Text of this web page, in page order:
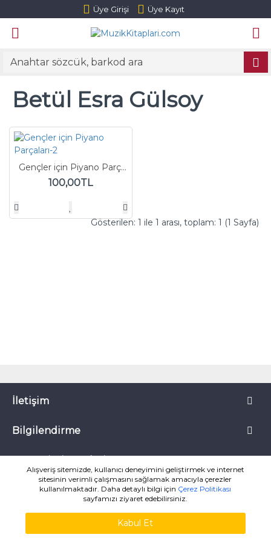
Üye Girişi Üye Kayıt
Betül Esra Gülsoy
Gençler için Piyano Parçaları-2
100,00TL
Gösterilen: 1 ile 1 arası, toplam: 1 (1 Sayfa)
İletişim
Bilgilendirme
Alışveriş sitemizde, kullanıcı deneyimini geliştirmek ve internet
sitesinin verimli çalışmasını sağlamak amacıyla çerezler
kullanılmaktadır. Daha detaylı bilgi için Çerez Politikası
sayfamızı ziyaret edebilirsiniz.
Kabul Et